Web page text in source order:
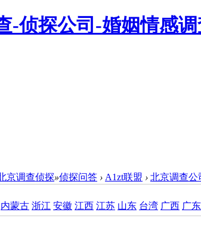
京调查侦探»侦探问答 › A1zt联盟 › 北京调查公
内蒙古 浙江 安徽 江西 江苏 山东 台湾 广西 广东